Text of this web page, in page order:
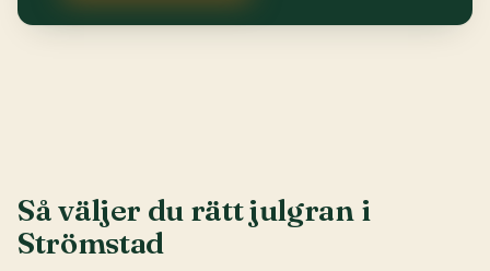
Så väljer du rätt julgran i
Strömstad